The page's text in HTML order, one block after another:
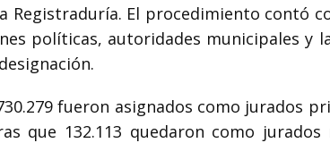
Registraduría. El procedimiento contó
políticas, autoridades municipales y
fueron asignados como jurados
que 132.113 quedaron como